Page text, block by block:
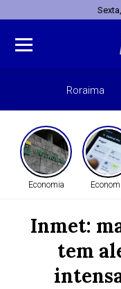
Roraima
Economia
Inmet:
tem